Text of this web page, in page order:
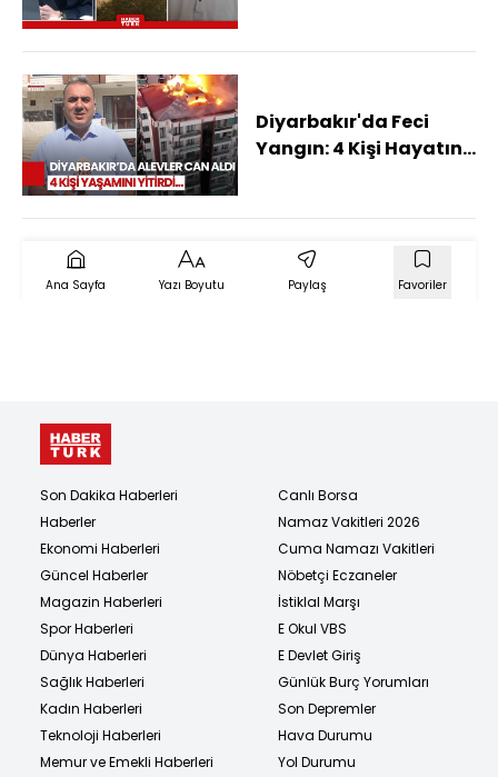
Diyarbakır'da Feci
Yangın: 4 Kişi Hayatını
Ana Sayfa Yazı Boyutu Paylaş Favoriler
Son Dakika Haberleri
Haberler
Ekonomi Haberleri
Güncel Haberler
Magazin Haberleri
Spor Haberleri
Dünya Haberleri
Sağlık Haberleri
Kadın Haberleri
Teknoloji Haberleri
Memur ve Emekli Haberleri
Canlı Borsa
Namaz Vakitleri 2026
Cuma Namazı Vakitleri
Nöbetçi Eczaneler
İstiklal Marşı
E Okul VBS
E Devlet Giriş
Günlük Burç Yorumları
Son Depremler
Hava Durumu
Yol Durumu